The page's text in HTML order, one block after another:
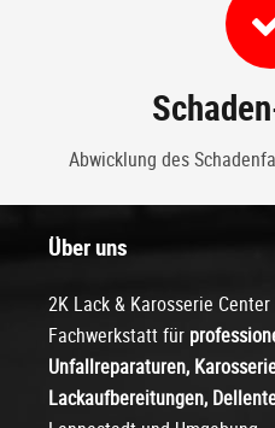
Abwicklung des
Über uns
2K Lack & Karosserie
Fachwerkstatt für
Unfallreparaturen,
Lackaufbereitungen,